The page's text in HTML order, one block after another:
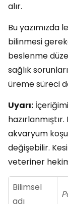
alır.
Bu yazımızda
bilinmesi
beslenme
sağlık
üreme süreci
Uyarı:
akvaryum
değişebilir.
veteriner
Bilimsel
adı